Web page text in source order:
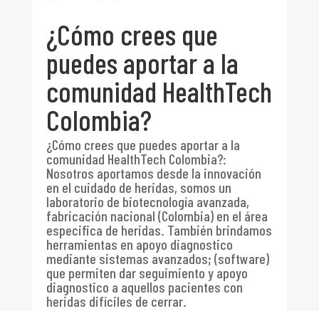
¿Cómo crees que
puedes aportar a la
comunidad HealthTech
Colombia?
¿Cómo crees que puedes aportar a la
comunidad HealthTech Colombia?:
Nosotros aportamos desde la innovación
en el cuidado de heridas, somos un
laboratorio de biotecnología avanzada,
fabricación nacional (Colombia) en el área
especifica de heridas. También brindamos
herramientas en apoyo diagnostico
mediante sistemas avanzados; (software)
que permiten dar seguimiento y apoyo
diagnostico a aquellos pacientes con
heridas difíciles de cerrar.